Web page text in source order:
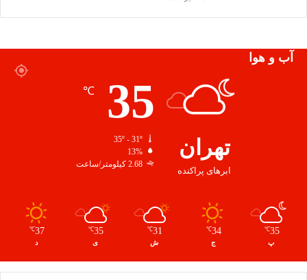
آب و هوا
تهران
ابرهای پراکنده
35
℃
13%
2.68 کیلومتر/ساعت
35
℃
پ
34
℃
ج
31
℃
ش
35
℃
ی
37
℃
د